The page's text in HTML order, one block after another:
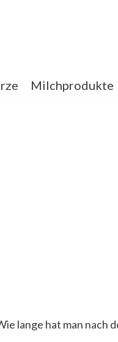
Milchprodukte
lange hat man nach